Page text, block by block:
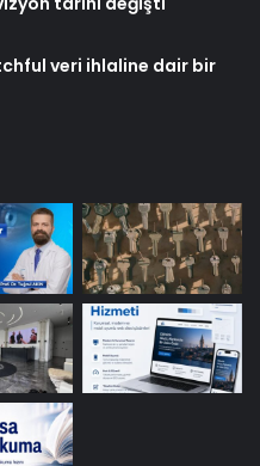
veri ihlaline dair bir